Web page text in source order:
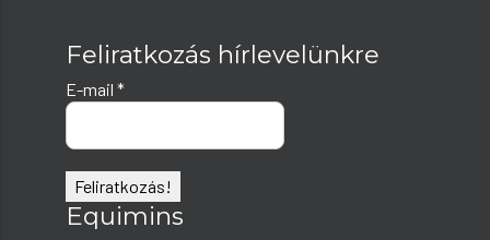
Feliratkozás hírlevelünkre
E-mail *
Equimins